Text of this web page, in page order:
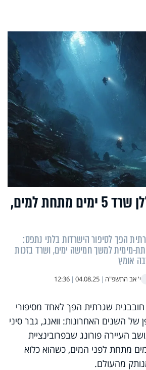
דרמה בסין: צוללן שרד 5 ימים מתחת למים,
הפך לסיפור הישרדות בלתי נתפס:
תת-מימית למשך חמישה ימים, ושרד בזכות
אומץ
י' אב התשפ"ה |
04.08.25
|
12:36
שגרתית הפך לאחד מסיפורי
של השנים האחרונות: וואנג, גבר סיני
לחייו, תושב העיירה פורונג שבפרובינציית
מתחת לפני המים, כשהוא כלוא
מהעולם.